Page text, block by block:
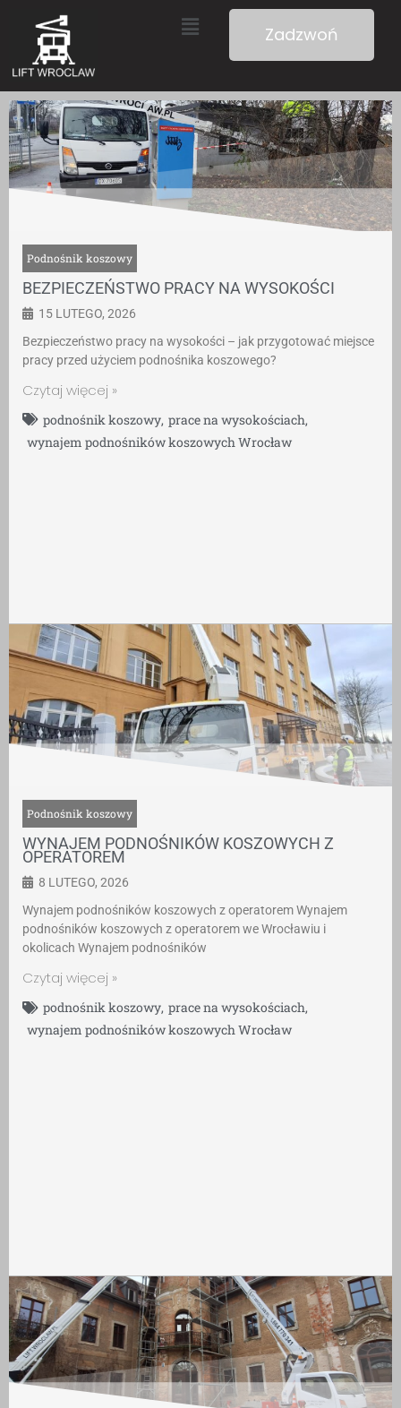
Zadzwoń
Podnośnik koszowy
BEZPIECZEŃSTWO PRACY NA WYSOKOŚCI
15 LUTEGO, 2026
Bezpieczeństwo pracy na wysokości – jak przygotować miejsce
pracy przed użyciem podnośnika koszowego?
Czytaj więcej »
podnośnik koszowy, prace na wysokościach,
wynajem podnośników koszowych Wrocław
Podnośnik koszowy
WYNAJEM PODNOŚNIKÓW KOSZOWYCH Z
OPERATOREM
8 LUTEGO, 2026
Wynajem podnośników koszowych z operatorem Wynajem
podnośników koszowych z operatorem we Wrocławiu i
okolicach Wynajem podnośników
Czytaj więcej »
podnośnik koszowy, prace na wysokościach,
wynajem podnośników koszowych Wrocław